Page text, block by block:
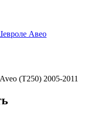
(T250) 2005-2011